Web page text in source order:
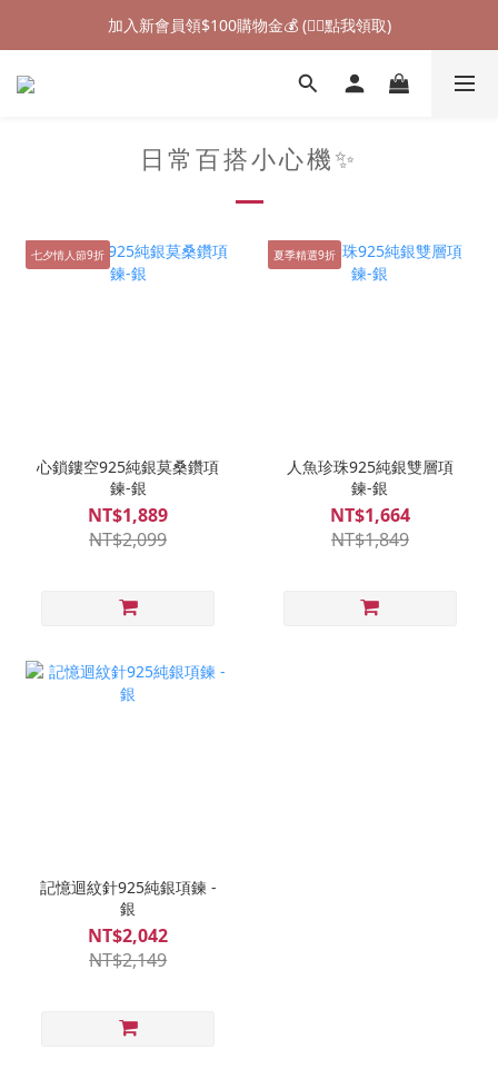
加入新會員領$100購物金💰 (👉🏻點我領取)
加入新會員領$100購物金💰 (👉🏻點我領取)
七夕情人節禮物❤85折起 (👉🏻點我探索)
日常百搭小心機✨
七夕情人節9折
心鎖鏤空925純銀莫桑鑽項
鍊-銀
NT$1,889
NT$2,099
夏季精選9折
人魚珍珠925純銀雙層項
鍊-銀
NT$1,664
NT$1,849
記憶迴紋針925純銀項鍊 -
銀
NT$2,042
NT$2,149